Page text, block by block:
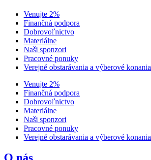
Venujte 2%
Finančná podpora
Dobrovoľnictvo
Materiálne
Naši sponzori
Pracovné ponuky
Verejné obstarávania a výberové konania
Venujte 2%
Finančná podpora
Dobrovoľnictvo
Materiálne
Naši sponzori
Pracovné ponuky
Verejné obstarávania a výberové konania